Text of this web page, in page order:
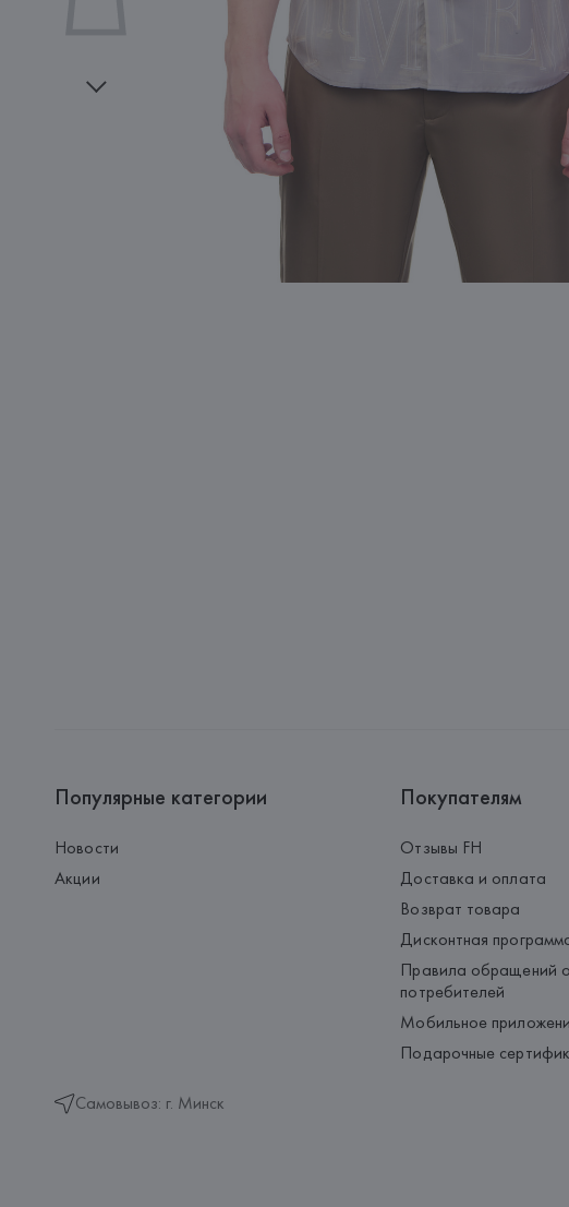
Популярные категории
Новости
Акции
Самовывоз: г. Минск
Покупателям
Отзывы FH
Доставка и оплата
Возврат товара
Дисконтная
Правила обращений
потребителей
Мобильное
Подарочные